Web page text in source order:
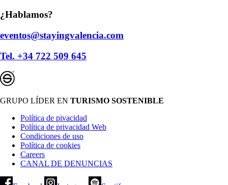
¿Hablamos?
eventos@stayingvalencia.com
Tel. +34 722 509 645
GRUPO LÍDER EN TURISMO SOSTENIBLE
Política de pivacidad
Política de privacidad Web
Condiciones de uso
Política de cookies
Careers
CANAL DE DENUNCIAS